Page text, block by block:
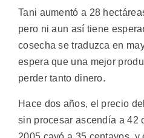
Tani aumentó a 28
pero ni aun así tiene
cosecha se traduzca en
espera que una mejor
perder tanto dinero.
Hace dos años, el precio
sin procesar ascendía a 42